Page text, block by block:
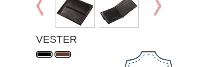
VESTER